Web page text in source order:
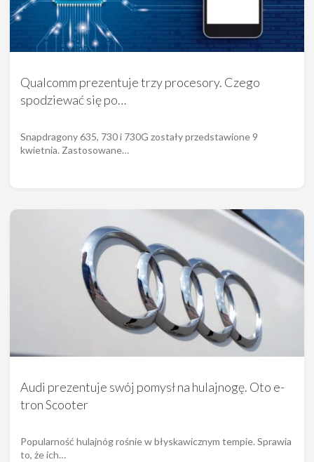
Qualcomm prezentuje trzy procesory. Czego
spodziewać się po…
Snapdragony 635, 730 i 730G zostały przedstawione 9
kwietnia. Zastosowane…
Audi prezentuje swój pomysł na hulajnogę. Oto e-
tron Scooter
Popularność hulajnóg rośnie w błyskawicznym tempie. Sprawia
to, że ich…